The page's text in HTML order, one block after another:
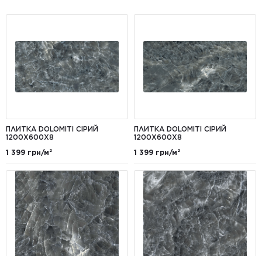
ПЛИТКА DOLOMITI СІРИЙ
1200X600X8
1 399 грн/м²
ПЛИТКА DOLOMITI СІРИЙ
1200Х600Х8
1 399 грн/м²